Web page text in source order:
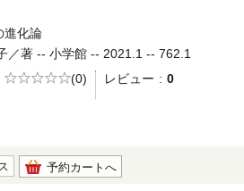
進化論
／著 -- 小学館 -- 2021.1 -- 762.1
5段階評価
(0) レビュー 0
予約カートへ